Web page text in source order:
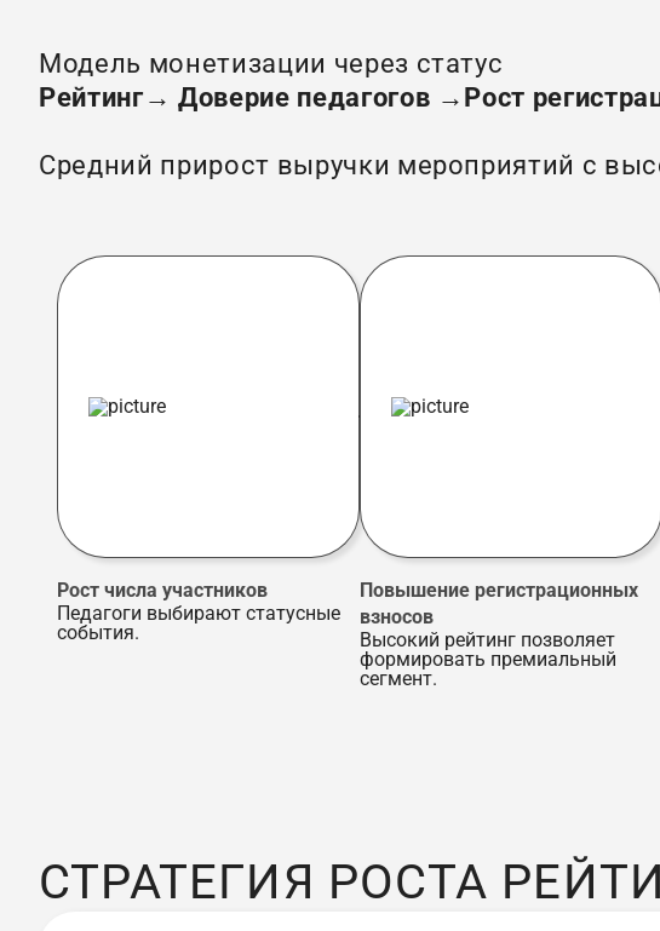
Модель монетизации через статус
Рейтинг→ Доверие педагогов →Рост
Средний прирост выручки мероприятий с
Рост числа участников
Педагоги выбирают статусные
события.
Повышение регистрационных
взносов
Высокий рейтинг позволяет
формировать премиальный
сегмент.
СТРАТЕГИЯ РОСТА